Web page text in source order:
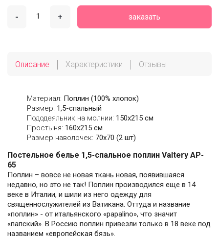
- + заказать
Описание Характеристики Отзывы
Материал: Поплин (100% хлопок)
Размер: 1,5-спальный
Пододеяльник на молнии: 150х215 см
Простыня: 160х215 см
Размер наволочек: 70x70 (2 шт)
Постельное белье 1,5-спальное поплин Valtery AP-
65
Поплин – вовсе не новая ткань новая, появившаяся
недавно, но это не так! Поплин производился еще в 14
веке в Италии, и шили из него одежду для
священнослужителей из Ватикана. Оттуда и название
«поплин» - от итальянского «papalino», что значит
«папский». В Россию поплин привезли только в 18 веке под
названием «европейская бязь».